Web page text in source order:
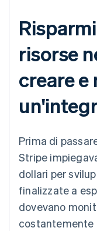
risorse
creare e
Prima di
Stripe
dollari per
finalizzate a
dovevano
costantemente